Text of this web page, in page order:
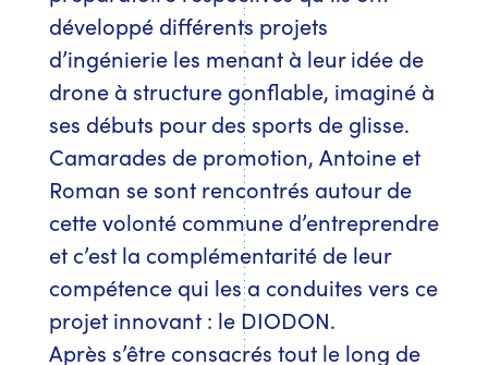
développé différents projets
d’ingénierie les menant à leur idée de
drone à structure gonflable, imaginé à
ses débuts pour des sports de glisse.
Camarades de promotion, Antoine et
Roman se sont rencontrés autour de
cette volonté commune d’entreprendre
et c’est la complémentarité de leur
compétence qui les a conduites vers ce
projet innovant : le DIODON.
Après s’être consacrés tout le long de